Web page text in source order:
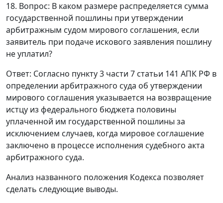
18. Вопрос: В каком размере распределяется сумма
государственной пошлины при утверждении
арбитражным судом мирового соглашения, если
заявитель при подаче искового заявления пошлину
не уплатил?
Ответ: Согласно пункту 3 части 7 статьи 141 АПК РФ в
определении арбитражного суда об утверждении
мирового соглашения указывается на возвращение
истцу из федерального бюджета половины
уплаченной им государственной пошлины за
исключением случаев, когда мировое соглашение
заключено в процессе исполнения судебного акта
арбитражного суда.
Анализ названного положения Кодекса позволяет
сделать следующие выводы.